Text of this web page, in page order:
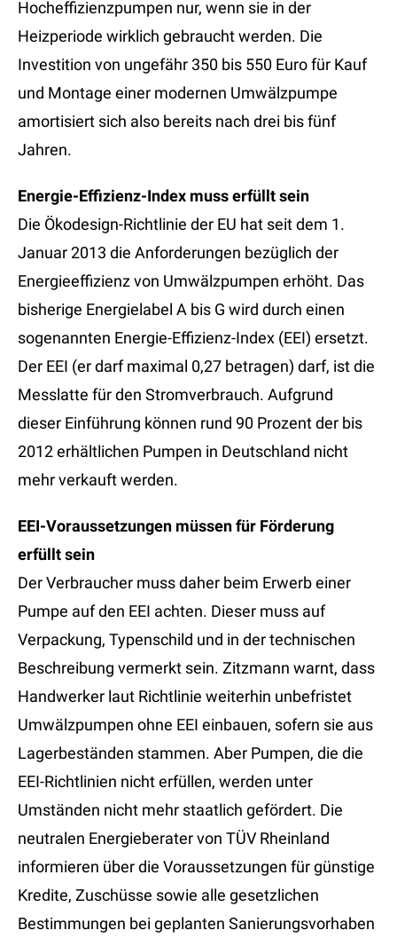
Hocheffizienzpumpen nur, wenn sie in der
Heizperiode wirklich gebraucht werden. Die
Investition von ungefähr 350 bis 550 Euro für Kauf
und Montage einer modernen Umwälzpumpe
amortisiert sich also bereits nach drei bis fünf
Jahren.
Energie-Effizienz-Index muss erfüllt sein
Die Ökodesign-Richtlinie der EU hat seit dem 1.
Januar 2013 die Anforderungen bezüglich der
Energieeffizienz von Umwälzpumpen erhöht. Das
bisherige Energielabel A bis G wird durch einen
sogenannten Energie-Effizienz-Index (EEI) ersetzt.
Der EEI (er darf maximal 0,27 betragen) darf, ist die
Messlatte für den Stromverbrauch. Aufgrund
dieser Einführung können rund 90 Prozent der bis
2012 erhältlichen Pumpen in Deutschland nicht
mehr verkauft werden.
EEI-Voraussetzungen müssen für Förderung
erfüllt sein
Der Verbraucher muss daher beim Erwerb einer
Pumpe auf den EEI achten. Dieser muss auf
Verpackung, Typenschild und in der technischen
Beschreibung vermerkt sein. Zitzmann warnt, dass
Handwerker laut Richtlinie weiterhin unbefristet
Umwälzpumpen ohne EEI einbauen, sofern sie aus
Lagerbeständen stammen. Aber Pumpen, die die
EEI-Richtlinien nicht erfüllen, werden unter
Umständen nicht mehr staatlich gefördert. Die
neutralen Energieberater von TÜV Rheinland
informieren über die Voraussetzungen für günstige
Kredite, Zuschüsse sowie alle gesetzlichen
Bestimmungen bei geplanten Sanierungsvorhaben